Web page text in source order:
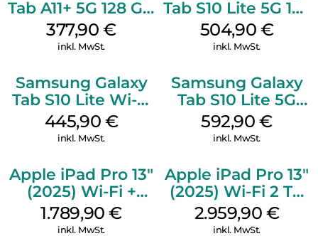
Tab A11+ 5G 128 GB
Silver
377,90€
inkl. MwSt.
Tab S10 Lite 5G 128
GB Gray
504,90 €
inkl. MwSt.
Samsung Galaxy
Tab S10 Lite Wi-Fi
128 GB Gray
445,90 €
inkl. MwSt.
Samsung Galaxy
Tab S10 Lite 5G
256 GB Gray
592,90€
inkl. MwSt.
Apple iPad Pro 13″
(2025) Wi-Fi +
Cellular 256 GB
Standardglas
1.789,90€
inkl. MwSt.
Apple iPad Pro 13″
(2025) Wi-Fi 2 TB
Nanotexturglas
Silber
2.959,90 €
inkl. MwSt.